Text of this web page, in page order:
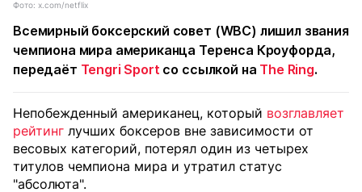
Фото: x.com/netflix
Всемирный боксерский совет (WBC) лишил звания
чемпиона мира американца Теренса Кроуфорда,
передаёт Tengri Sport со ссылкой на The Ring.
Непобежденный американец, который возглавляет
рейтинг лучших боксеров вне зависимости от
весовых категорий, потерял один из четырех
титулов чемпиона мира и утратил статус
"абсолюта".